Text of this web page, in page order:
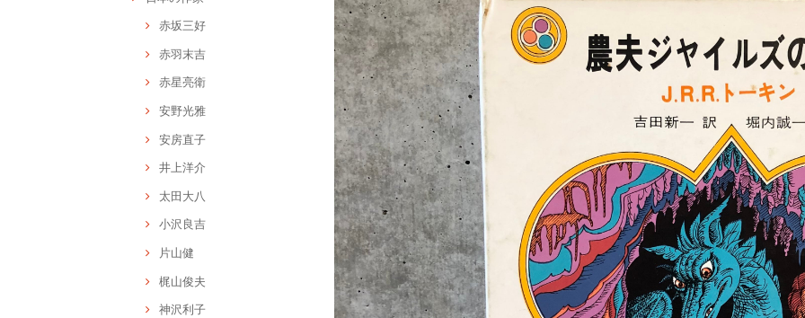
赤坂三好
赤羽末吉
赤星亮衛
安野光雅
安房直子
井上洋介
太田大八
小沢良吉
片山健
梶山俊夫
神沢利子